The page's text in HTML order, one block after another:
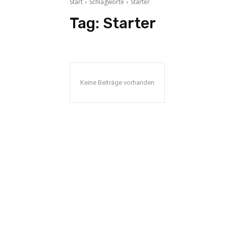
Start Schlagworte Starter
Tag: Starter
Keine Beiträge vorhanden